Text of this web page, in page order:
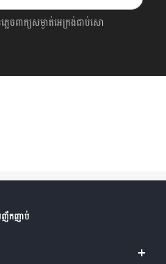
លេចពាក្យសម្ងាត់អេក្រង់ជាប់សោ
កញាប់